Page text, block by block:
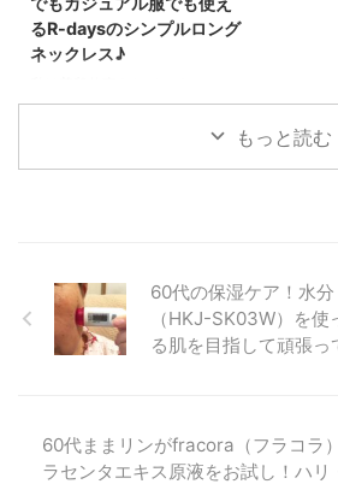
beauty.himemode.com/fashion/
naotjewelry/ naotjewelryのリー
フピアスは楽天ランキング１位獲
る。 naotj ...
合わせ
した
絶妙な
るR-daysのシンプルロング
ネックレス♪
仕事の洋服にも合って、休日のカ
ジュアルな洋服にも合うような
♪ 60代のファッション♪マザーオ
ブパールのお花が可愛いロングネ
ックレス！ ゴールドカラーで、
です♪ ネックレスの前兆は76ｃｍ
で、お花 ...
もっと読む
60代の保湿ケア！水
（HKJ-SK03W）を
る肌を目指して頑張っ
60代ままリンがfracora（フラコラ
ラセンタエキス原液をお試し！ハリ